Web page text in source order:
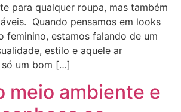
para qualquer roupa, mas também
Quando pensamos em looks
feminino, estamos falando de um
estilo e aquele ar
um bom […]
meio ambiente e